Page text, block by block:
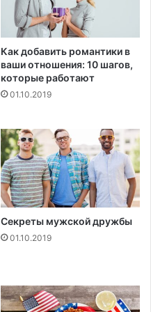
Как добавить романтики в
ваши отношения: 10 шагов,
которые работают
01.10.2019
Секреты мужской дружбы
01.10.2019